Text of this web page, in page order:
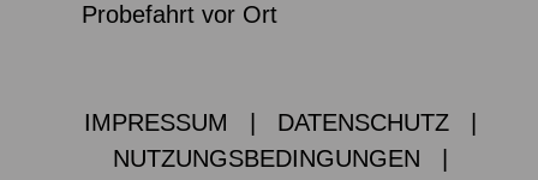
Probefahrt vor Ort
IMPRESSUM DATENSCHUTZ
NUTZUNGSBEDINGUNGEN